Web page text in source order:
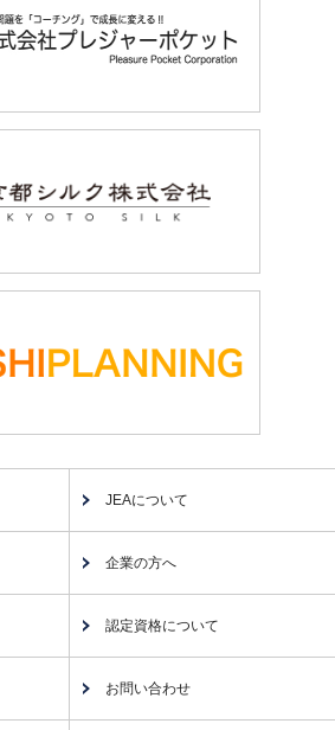
JEAについて
企業の方へ
認定資格について
お問い合わせ